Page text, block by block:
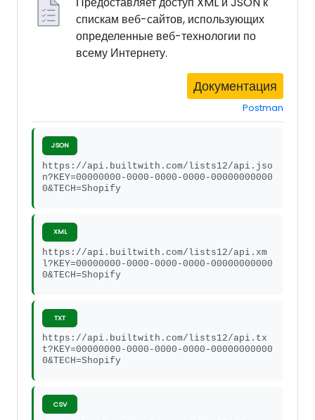
спискам веб-сайтов, использующих
определенные веб-технологии по
всему Интернету.
Документация
Postman
JSON
https://api.builtwith.com/lists12/api.jso
n?KEY=00000000-0000-0000-0000-00000000000
0&TECH=Shopify
XML
https://api.builtwith.com/lists12/api.xm
l?KEY=00000000-0000-0000-0000-00000000000
0&TECH=Shopify
TXT
https://api.builtwith.com/lists12/api.tx
t?KEY=00000000-0000-0000-0000-00000000000
0&TECH=Shopify
CSV